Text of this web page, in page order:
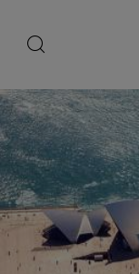
へ
ス
キ
ッ
プ